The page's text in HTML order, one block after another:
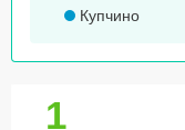
Купчино
1